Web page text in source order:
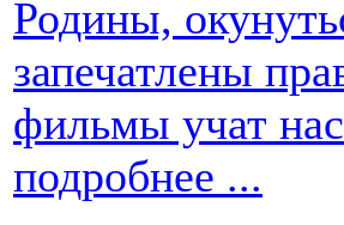
Родины,
запечатлены
фильмы учат
подробнее ...